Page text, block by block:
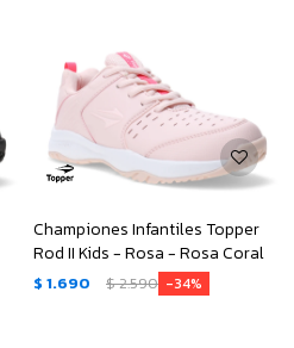
Championes Infantiles Topper
Rod II Kids - Rosa - Rosa Coral
$ 1.690 $2.590 34